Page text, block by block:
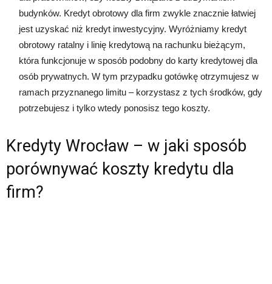
budynków. Kredyt obrotowy dla firm zwykle znacznie łatwiej
jest uzyskać niż kredyt inwestycyjny. Wyróżniamy kredyt
obrotowy ratalny i linię kredytową na rachunku bieżącym,
która funkcjonuje w sposób podobny do karty kredytowej dla
osób prywatnych. W tym przypadku gotówkę otrzymujesz w
ramach przyznanego limitu – korzystasz z tych środków, gdy
potrzebujesz i tylko wtedy ponosisz tego koszty.
Kredyty Wrocław – w jaki sposób
porównywać koszty kredytu dla
firm?